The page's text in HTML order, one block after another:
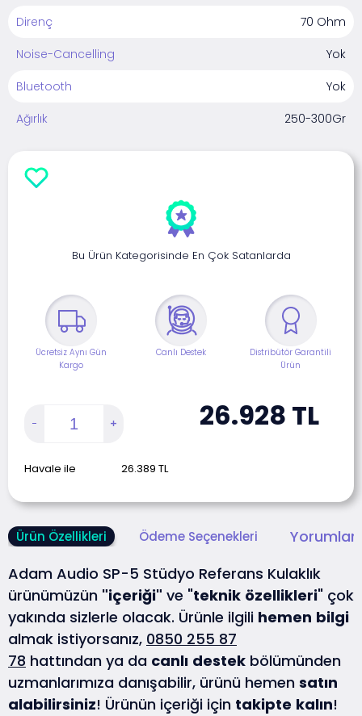
Direnç
70 Ohm
Noise-Cancelling
Yok
Bluetooth
Yok
Ağırlık
250-300Gr
Bu Ürün Kategorisinde En Çok Satanlarda
Ücretsiz Aynı Gün
Kargo
Canlı Destek
Distribütör Garantili
Ürün
26.928 TL
Havale ile 26.389 TL
Ürün Özellikleri Ödeme Seçenekleri
Adam Audio SP-5 Stüdyo Referans Kulaklık
ürünümüzün "içeriği" ve "teknik özellikleri" çok
yakında sizlerle olacak. Ürünle ilgili hemen bilgi
almak istiyorsanız, 0850 255 87
78 hattından ya da canlı destek bölümünden
uzmanlarımıza danışabilir, ürünü hemen satın
alabilirsiniz! Ürünün içeriği için takipte kalın!